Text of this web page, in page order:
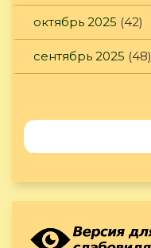
октябрь 2025 (42)
сентябрь 2025 (48)